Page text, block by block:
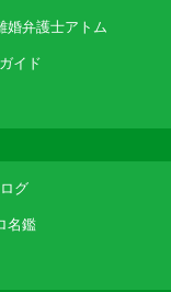
婚弁護士アトム
イド
グ
名鑑